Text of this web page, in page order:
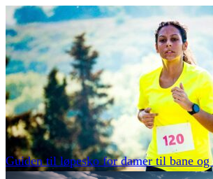
Guiden til løpesko for damer til bane og